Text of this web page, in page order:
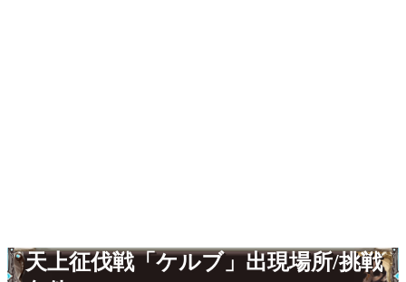
天上征伐戦「ケルブ」出現場所/挑戦